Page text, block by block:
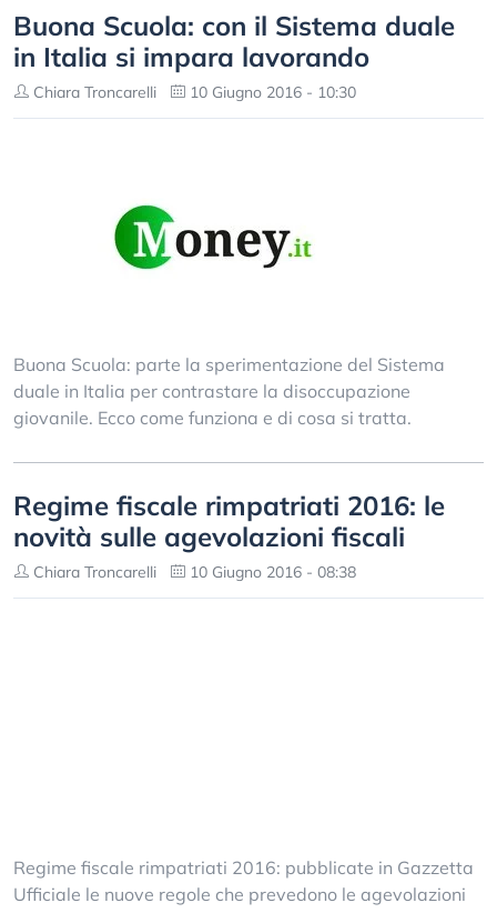
Buona Scuola: con il Sistema duale
in Italia si impara lavorando
Chiara Troncarelli 10 Giugno 2016 - 10:30
Buona Scuola: parte la sperimentazione del Sistema
duale in Italia per contrastare la disoccupazione
giovanile. Ecco come funziona e di cosa si tratta.
Regime fiscale rimpatriati 2016: le
novità sulle agevolazioni fiscali
Chiara Troncarelli 10 Giugno 2016 - 08:38
Regime fiscale rimpatriati 2016: pubblicate in Gazzetta
Ufficiale le nuove regole che prevedono le agevolazioni